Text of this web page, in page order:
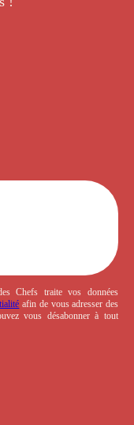
Chefs traite vos données
afin de vous adresser des
vous désabonner à tout